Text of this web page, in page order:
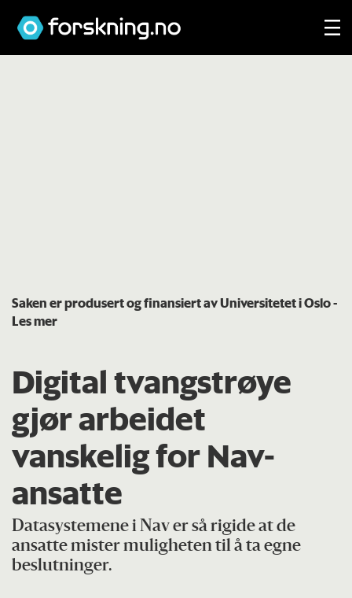
Saken er produsert og finansiert av Universitetet i Oslo-
Les mer
Digital tvangstrøye
gjør arbeidet
vanskelig for Nav-
ansatte
Datasystemene i Nav er så rigide at de
ansatte mister muligheten til å ta egne
beslutninger.